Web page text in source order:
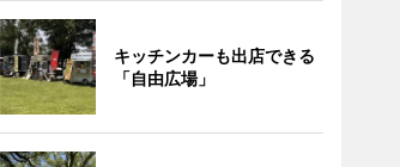
キッチンカーも出店できる
「自由広場」